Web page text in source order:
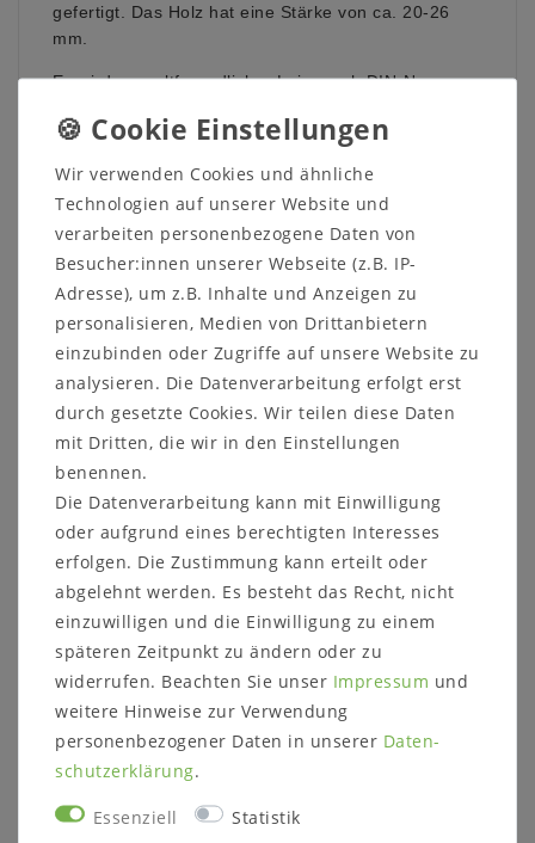
gefertigt. Das Holz hat eine Stärke von ca. 20-26
mm.
Es wird umweltfreundlicher Leim nach DIN-Norm
Kiefer
Kernbuche
Wildeiche
gelaugt/geölt
natur geölt
bianco geölt
natur lackiert
weiß lackiert
und weitere Farben
Informationen zum Möbelstück:
Maße ca.:
Breite: 89,2 cm
Höhe: 199,2 cm
Tiefe: 32,9 cm
Anzahl Türen:
2 große Holztüren HT3 mit Kassettenfront
Anzahl Einlegeböden:
Wir verwenden Cookies und ähnliche
Technologien auf unserer Website und
verarbeiten personenbezogene Daten von
Besucher:innen unserer Webseite (z.B. IP-
Adresse), um z.B. Inhalte und Anzeigen zu
personalisieren, Medien von Drittanbietern
einzubinden oder Zugriffe auf unsere Website zu
analysieren. Die Datenverarbeitung erfolgt erst
durch gesetzte Cookies. Wir teilen diese Daten
mit Dritten, die wir in den Einstellungen
benennen.
Die Datenverarbeitung kann mit Einwilligung
oder aufgrund eines berechtigten Interesses
erfolgen. Die Zustimmung kann erteilt oder
abgelehnt werden. Es besteht das Recht, nicht
einzuwilligen und die Einwilligung zu einem
späteren Zeitpunkt zu ändern oder zu
widerrufen. Beachten Sie unser Impressum und
weitere Hinweise zur Verwendung
personenbezogener Daten in unserer Daten­
schutz­erklärung.
Essenziell Statistik